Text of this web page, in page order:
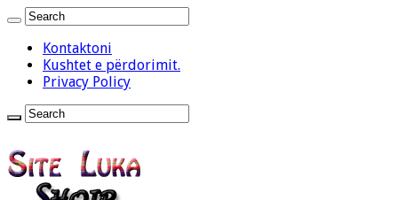
Kontaktoni
Kushtet e përdorimit.
Privacy Policy